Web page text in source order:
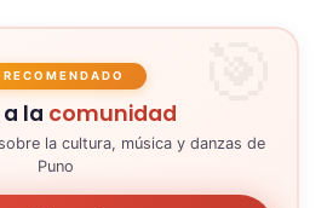
RECOMENDADO
la comunidad
la cultura, música y danzas de
Puno